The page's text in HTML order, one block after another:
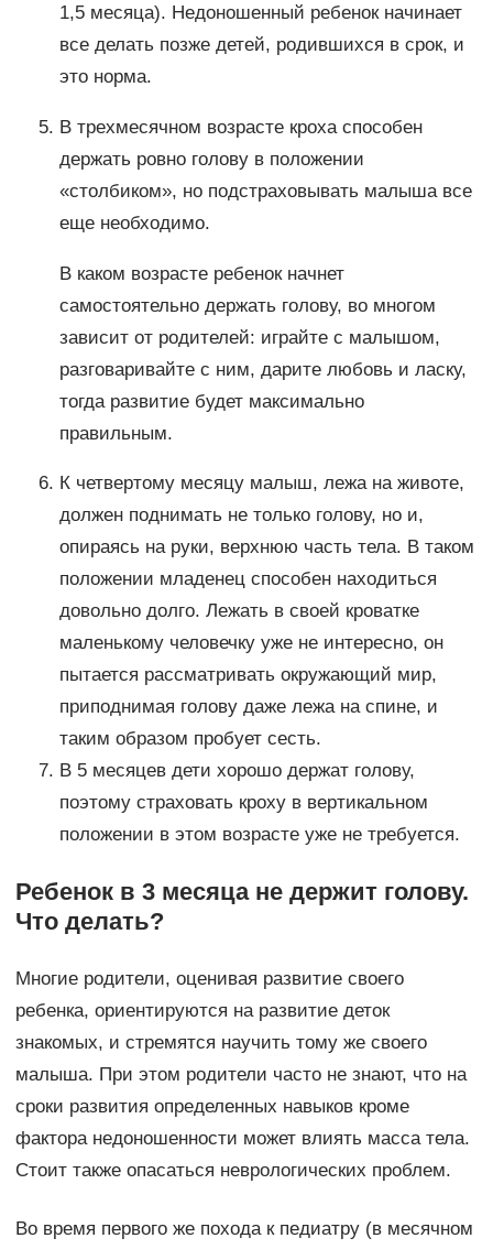
1,5 месяца). Недоношенный ребенок начинает
все делать позже детей, родившихся в срок, и
это норма.
В трехмесячном возрасте кроха способен
держать ровно голову в положении
«столбиком», но подстраховывать малыша все
еще необходимо.
В каком возрасте ребенок начнет
самостоятельно держать голову, во многом
зависит от родителей: играйте с малышом,
разговаривайте с ним, дарите любовь и ласку,
тогда развитие будет максимально
правильным.
К четвертому месяцу малыш, лежа на животе,
должен поднимать не только голову, но и,
опираясь на руки, верхнюю часть тела. В таком
положении младенец способен находиться
довольно долго. Лежать в своей кроватке
маленькому человечку уже не интересно, он
пытается рассматривать окружающий мир,
приподнимая голову даже лежа на спине, и
таким образом пробует сесть.
В 5 месяцев дети хорошо держат голову,
поэтому страховать кроху в вертикальном
положении в этом возрасте уже не требуется.
Ребенок в 3 месяца не держит голову.
Что делать?
Многие родители, оценивая развитие своего
ребенка, ориентируются на развитие деток
знакомых, и стремятся научить тому же своего
малыша. При этом родители часто не знают, что на
сроки развития определенных навыков кроме
фактора недоношенности может влиять масса тела.
Стоит также опасаться неврологических проблем.
Во время первого же похода к педиатру (в месячном